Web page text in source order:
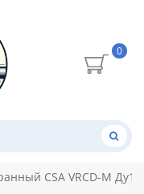
0
CSA VRCD-M